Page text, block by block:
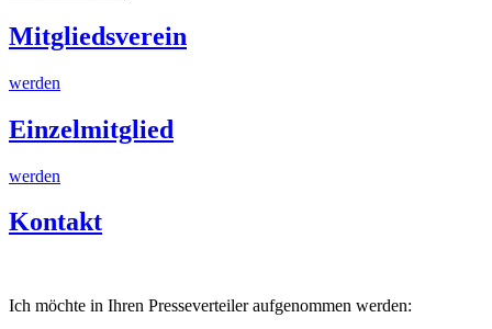
Mitgliedsverein
werden
Einzelmitglied
werden
Kontakt
Ich möchte in Ihren Presseverteiler aufgenommen werden: